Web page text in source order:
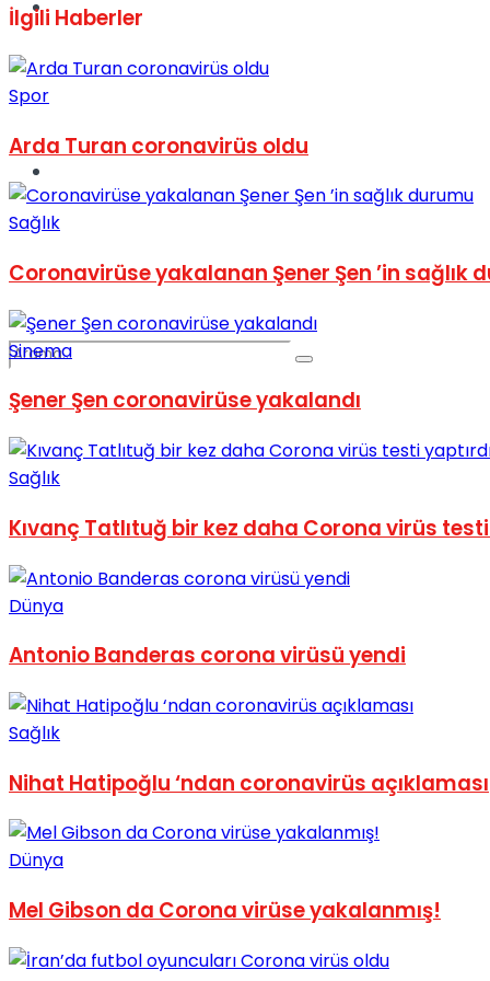
Spor
No Result
İlgili Haberler
Spor
Arda Turan coronavirüs oldu
Sağlık
Coronavirüse yakalanan Şener Şen ’in sağlık
Sinema
Şener Şen coronavirüse yakalandı
Sağlık
Kıvanç Tatlıtuğ bir kez daha Corona virüs testi
Dünya
Antonio Banderas corona virüsü yendi
Sağlık
Nihat Hatipoğlu ‘ndan coronavirüs açıklaması
Dünya
Mel Gibson da Corona virüse yakalanmış!